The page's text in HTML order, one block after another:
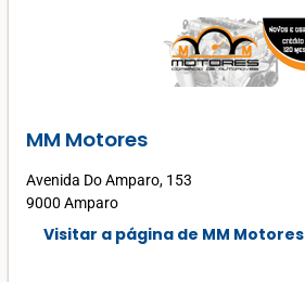
MM Motores
Avenida Do Amparo, 153
9000 Amparo
Visitar a página de MM Motores